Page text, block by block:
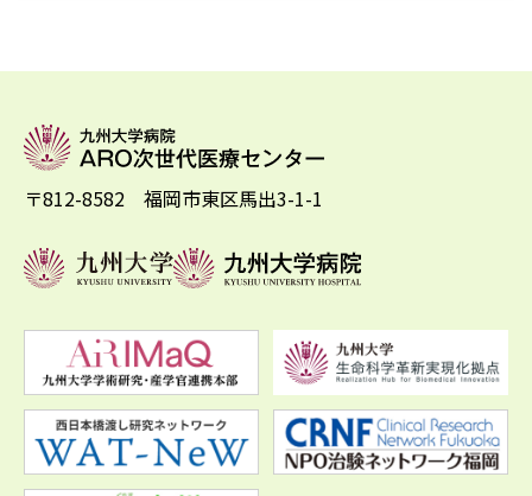
〒812-8582 福岡市東区馬出3-1-1